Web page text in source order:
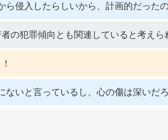
ら侵入したらしいから、計画的だった
の犯罪傾向とも関連していると考えら
ないと言っているし、心の傷は深いだろ